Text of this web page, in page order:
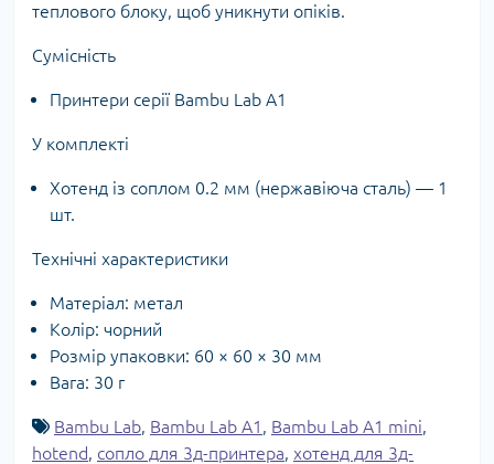
теплового блоку, щоб уникнути опіків.
Сумісність
Принтери серії Bambu Lab A1
У комплекті
Хотенд із соплом 0.2 мм (нержавіюча сталь) — 1
шт.
Технічні характеристики
Матеріал: метал
Колір: чорний
Розмір упаковки: 60 × 60 × 30 мм
Вага: 30 г
Bambu Lab, Bambu Lab A1 , Bambu Lab A1 mini,
hotend, сопло для 3д-принтера, хотенд для 3д-